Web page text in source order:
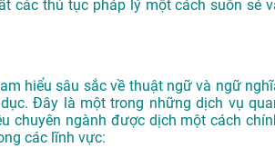
các thủ tục pháp lý một cách suôn sẻ
hiểu sâu sắc về thuật ngữ và ngữ
Đây là một trong những dịch vụ
chuyên ngành được dịch một cách
các lĩnh vực: